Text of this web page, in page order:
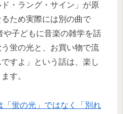
・ラング・サイン」が原
ため実際には別の曲で
や子どもに音楽の雑学を話
蛍の光と、お買い物で流
すよ」という話は、楽し
す。
「蛍の光」ではなく「別れ